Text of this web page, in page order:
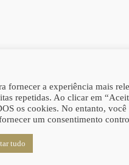
fornecer a experiência mais
repetidas. Ao clicar em
os cookies. No entanto,
um consentimento
tudo